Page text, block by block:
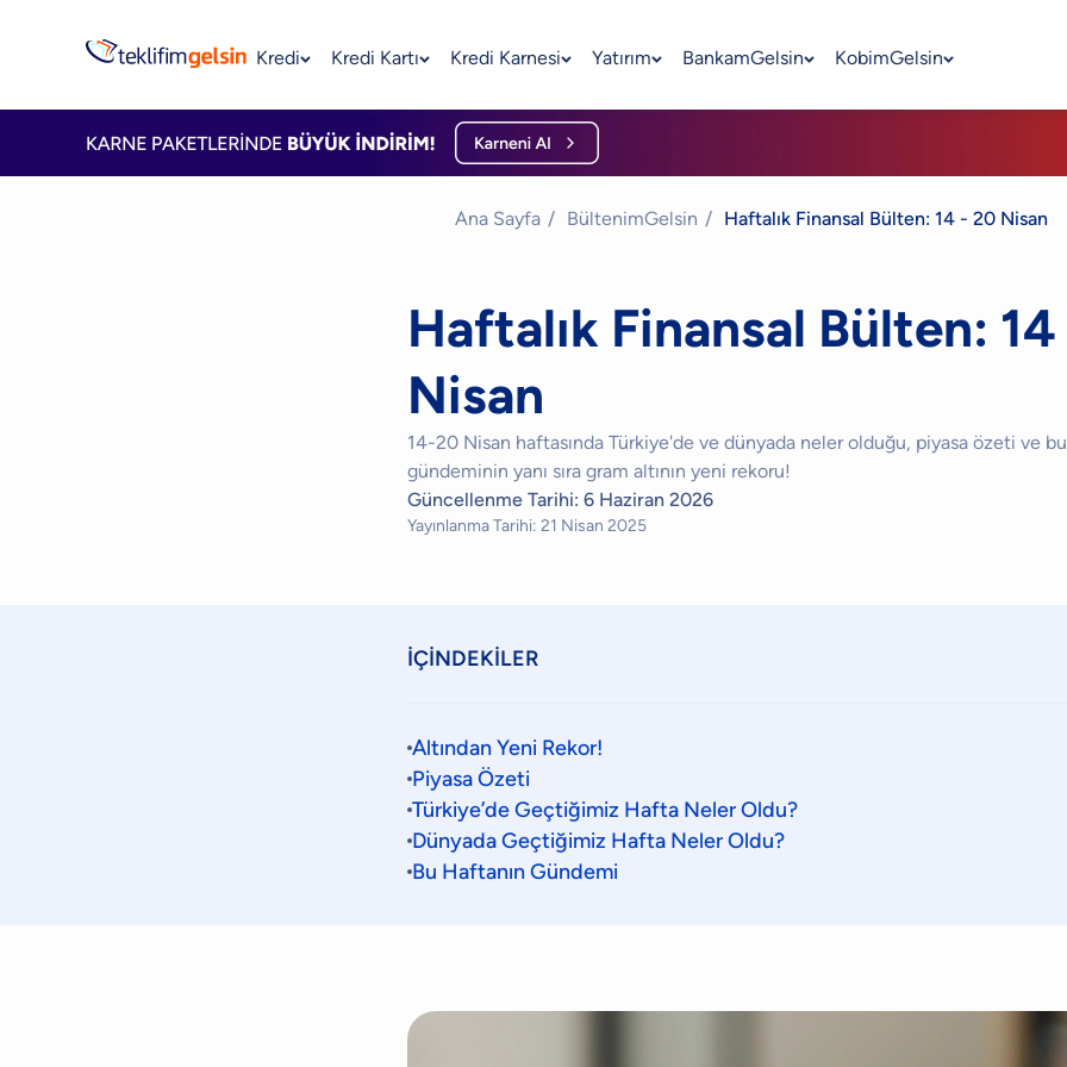
Kredi Kredi Kartı Kredi Karnesi Yatırım BankamGelsin KobimGelsin
Ana Sayfa / BültenimGelsin / Haftalık Finansal Bülten: 14 - 20 Nisan
Haftalık Finansal Bülten:
Nisan
14-20 Nisan haftasında Türkiye'de ve dünyada neler olduğu, piyasa özeti ve
gündeminin yanı sıra gram altının yeni rekoru!
Güncellenme Tarihi: 6 Haziran 2026
Yayınlanma Tarihi: 21 Nisan 2025
İÇİNDEKİLER
Altından Yeni Rekor!
Piyasa Özeti
Türkiye’de Geçtiğimiz Hafta Neler Oldu?
Dünyada Geçtiğimiz Hafta Neler Oldu?
Bu Haftanın Gündemi